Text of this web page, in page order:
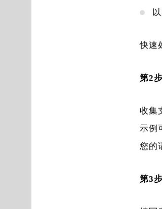
快速
第2
收集
示例
您的
第3